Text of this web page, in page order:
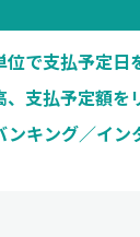
位で支払予定日
、支払予定額を
ンキング／イ